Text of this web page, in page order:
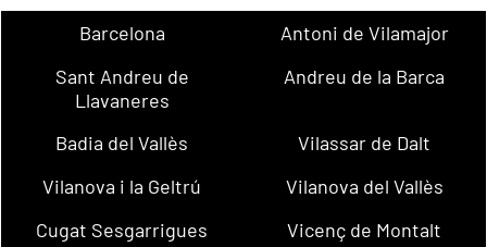
Barcelona
Antoni de Vilamajor
Sant Andreu de
Llavaneres
Andreu de la Barca
Badia del Vallès
Vilassar de Dalt
Vilanova i la Geltrú
Vilanova del Vallès
Cugat Sesgarrigues
Vicenç de Montalt